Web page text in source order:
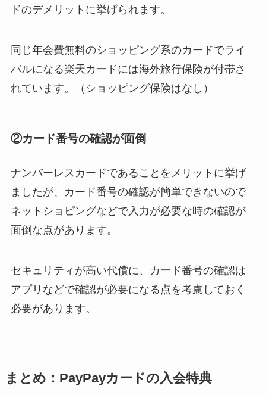
ドのデメリットに挙げられます。
同じ年会費無料のショッピング系のカードでライ
バルになる楽天カードには海外旅行保険が付帯さ
れています。（ショッピング保険はなし）
②カード番号の確認が面倒
ナンバーレスカードであることをメリットに挙げ
ましたが、カード番号の確認が簡単できないので
ネットショピングなどで入力が必要な時の確認が
面倒な点があります。
セキュリティが高い代償に、カード番号の確認は
アプリなどで確認が必要になる点を考慮しておく
必要があります。
まとめ：PayPayカードの入会特典